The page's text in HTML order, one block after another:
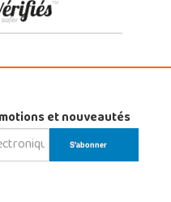
et nouveautés